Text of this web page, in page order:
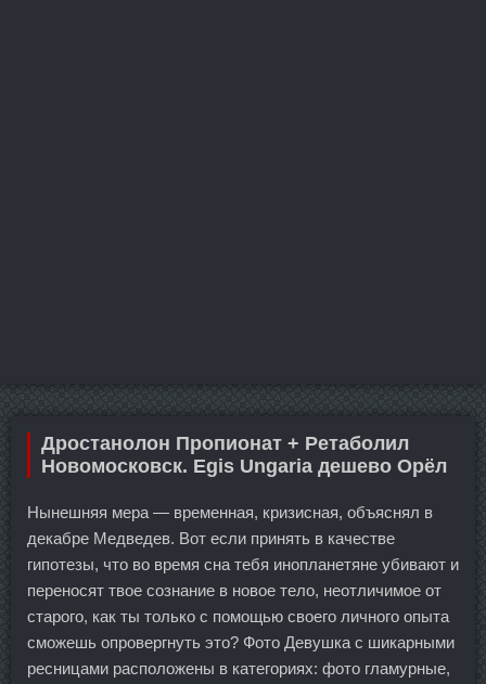
Дростанолон Пропионат + Ретаболил
Новомосковск. Egis Ungaria дешево Орёл
Нынешняя мера — временная, кризисная, объяснял в
декабре Медведев. Вот если принять в качестве
гипотезы, что во время сна тебя инопланетяне убивают и
переносят твое сознание в новое тело, неотличимое от
старого, как ты только с помощью своего личного опыта
сможешь опровергнуть это? Фото Девушка с шикарными
ресницами расположены в категориях: фото гламурные,